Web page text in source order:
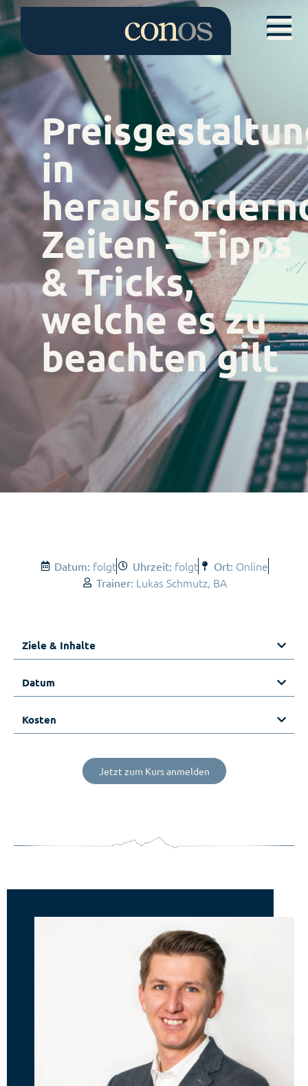
in
Zeiten – Tipps
& Tricks,
welche es zu
beachten gilt
Datum: folgt Uhrzeit: folgt Ort: Online
Trainer: Lukas Schmutz, BA
Ziele & Inhalte
Datum
Kosten
Jetzt zum Kurs anmelden